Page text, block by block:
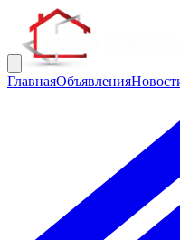
ГлавнаяОбъявления